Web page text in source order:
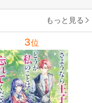
もっと見る
3位